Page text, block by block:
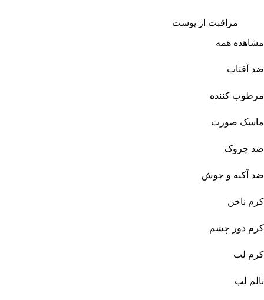
مراقبت از پوست
مشاهده همه
ضد آفتاب
مرطوب کننده
ماسک صورت
ضد چروک
ضد آکنه و جوش
کرم ناخن
کرم دور چشم
کرم لب
بالم لب